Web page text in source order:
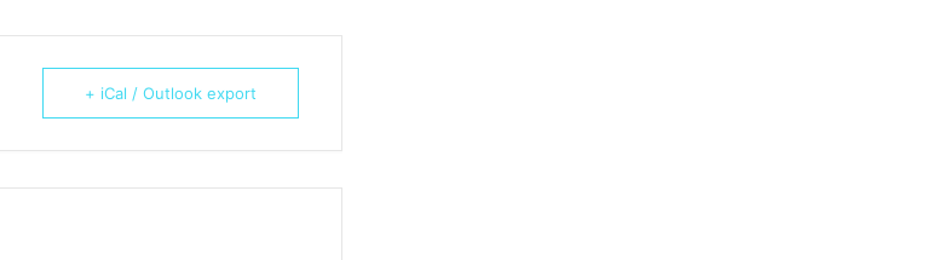
+ iCal / Outlook export